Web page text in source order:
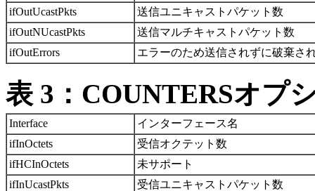
ifOutUcastPkts
送信ユニキャストパケット数
ifOutNUcastPkts
送信マルチキャストパケット数
ifOutErrors
エラーのため送信されずに破棄さ
表 3：COUNTERSオプ
Interface
インターフェース名
ifInOctets
受信オクテット数
ifHCInOctets
未サポート
ifInUcastPkts
受信ユニキャストパケット数